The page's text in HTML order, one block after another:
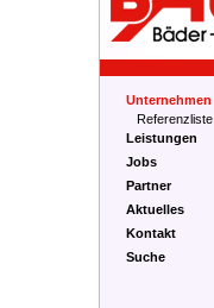
Unternehmen
Referenzliste
Leistungen
Jobs
Partner
Aktuelles
Kontakt
Suche